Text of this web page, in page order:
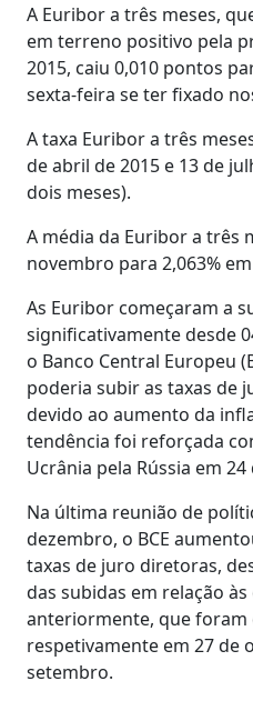
A Euribor a três meses,
em terreno positivo pela
2015, caiu 0,010 pontos
sexta-feira se ter fixado
A taxa Euribor a três
de abril de 2015 e 13 de
dois meses).
A média da Euribor a três
novembro para 2,063%
As Euribor começaram a
significativamente desde
o Banco Central Europeu
poderia subir as taxas de
devido ao aumento da
tendência foi reforçada
Ucrânia pela Rússia em
Na última reunião de
dezembro, o BCE
taxas de juro diretoras,
das subidas em relação
anteriormente, que foram
respetivamente em 27 de
setembro.